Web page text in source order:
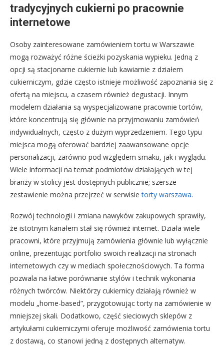
tradycyjnych cukierni po pracownie
internetowe
Osoby zainteresowane zamówieniem tortu w Warszawie
mogą rozważyć różne ścieżki pozyskania wypieku. Jedną z
opcji są stacjonarne cukiernie lub kawiarnie z działem
cukierniczym, gdzie często istnieje możliwość zapoznania się z
ofertą na miejscu, a czasem również degustacji. Innym
modelem działania są wyspecjalizowane pracownie tortów,
które koncentrują się głównie na przyjmowaniu zamówień
indywidualnych, często z dużym wyprzedzeniem. Tego typu
miejsca mogą oferować bardziej zaawansowane opcje
personalizacji, zarówno pod względem smaku, jak i wyglądu.
Wiele informacji na temat podmiotów działających w tej
branży w stolicy jest dostępnych publicznie; szersze
zestawienie można przejrzeć w serwisietorty warszawa.
Rozwój technologii i zmiana nawyków zakupowych sprawiły,
że istotnym kanałem stał się również internet. Działa wiele
pracowni, które przyjmują zamówienia głównie lub wyłącznie
online, prezentując portfolio swoich realizacji na stronach
internetowych czy w mediach społecznościowych. Ta forma
pozwala na łatwe porównanie stylów i technik wykonania
różnych twórców. Niektórzy cukiernicy działają również w
modelu „home-based”, przygotowując torty na zamówienie w
mniejszej skali. Dodatkowo, część sieciowych sklepów z
artykułami cukierniczymi oferuje możliwość zamówienia tortu
z dostawą, co stanowi jedną z dostępnych alternatyw.